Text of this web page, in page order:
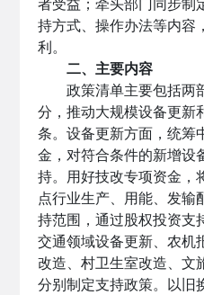
者受益；牵头部门同步制
持方式、操作办法等内容
利。
二、主要内容
政策清单主要包括两
分，推动大规模设备更新
条。设备更新方面，统筹
金，对符合条件的新增设
持。用好技改专项资金，
点行业生产、用能、发输
持范围，通过股权投资支
交通领域设备更新、农机
改造、村卫生室改造、文
分别制定支持政策。以旧